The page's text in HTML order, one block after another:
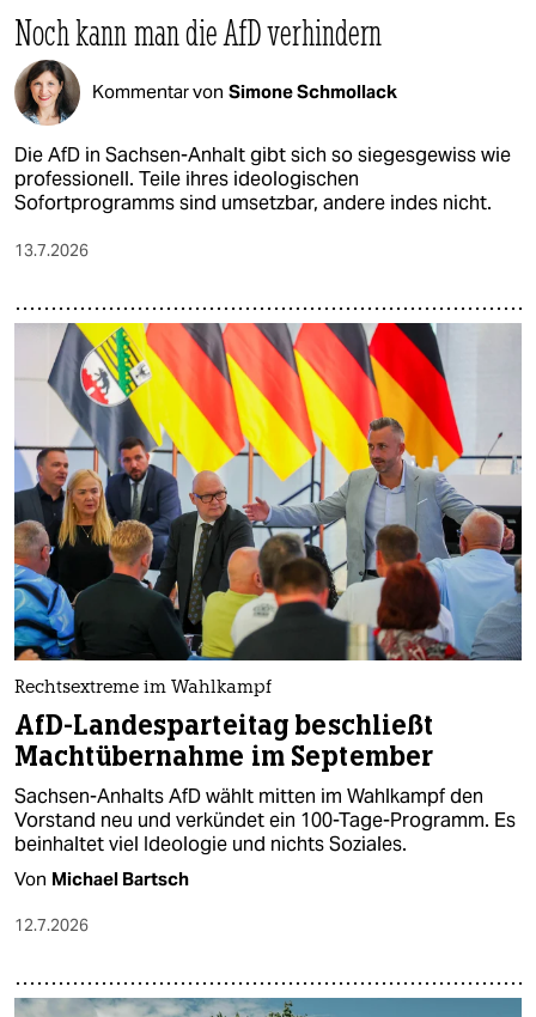
Noch kann man die AfD verhindern
Kommentar von Simone Schmollack
Die AfD in Sachsen-Anhalt gibt sich so siegesgewiss wie
professionell. Teile ihres ideologischen
Sofortprogramms sind umsetzbar, andere indes nicht.
13.7.2026
Rechtsextreme im Wahlkampf
AfD-Landesparteitag beschließt
Machtübernahme im September
Sachsen-Anhalts AfD wählt mitten im Wahlkampf den
Vorstand neu und verkündet ein 100-Tage-Programm. Es
beinhaltet viel Ideologie und nichts Soziales.
Von Michael Bartsch
12.7.2026